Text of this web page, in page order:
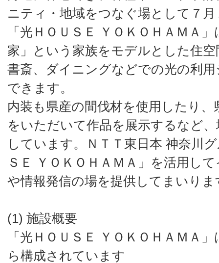
ニティ・地域をつなぐ場として７
「光ＨＯＵＳＥ ＹＯＫＯＨＡＭＡ
家」という家族をモデルとした住
書斎、ダイニングなどでの光の利
できます。
内装も県産の間伐材を使用したり
をいただいて作品を展示するなど
しています。ＮＴＴ東日本 神奈川
ＳＥ ＹＯＫＯＨＡＭＡ」を活用し
や情報発信の場を提供してまいりま
(1) 施設概要
「光ＨＯＵＳＥ ＹＯＫＯＨＡＭＡ
ら構成されています